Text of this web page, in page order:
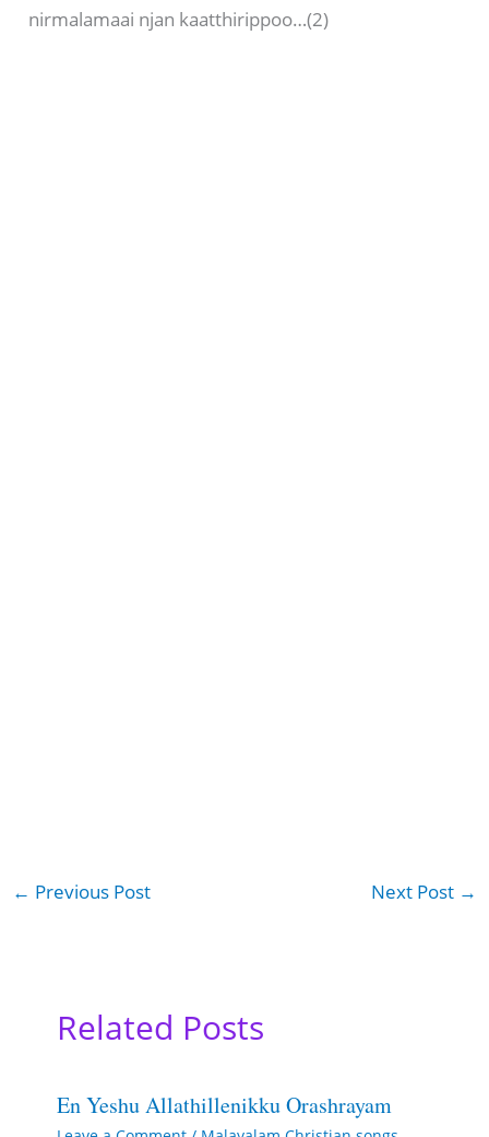
nirmalamaai njan kaatthirippoo…(2)
← Previous Post Next Post →
Related Posts
En Yeshu Allathillenikku Orashrayam